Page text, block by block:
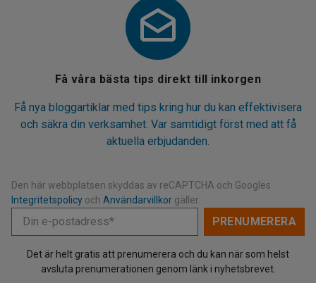
Få våra bästa tips direkt till inkorgen
Få nya bloggartiklar med tips kring hur du kan effektivisera
och säkra din verksamhet. Var samtidigt först med att få
aktuella erbjudanden.
Den här webbplatsen skyddas av reCAPTCHA och Googles
Integritetspolicy och Användarvillkor gäller.
Din e-postadress* PRENUMERERA
Det är helt gratis att prenumerera och du kan när som helst
avsluta prenumerationen genom länk i nyhetsbrevet.